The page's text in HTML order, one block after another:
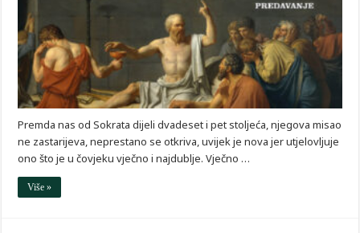
Premda nas od Sokrata dijeli dvadeset i pet stoljeća, njegova misao
ne zastarijeva, neprestano se otkriva, uvijek je nova jer utjelovljuje
ono što je u čovjeku vječno i najdublje. Vječno …
Više »